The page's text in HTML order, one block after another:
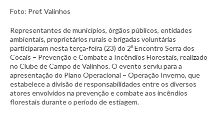
Foto: Pref. Valinhos
Representantes de municípios, órgãos públicos, entidades
ambientais, proprietários rurais e brigadas voluntárias
participaram nesta terça-feira (23) do 2º Encontro Serra dos
Cocais – Prevenção e Combate a Incêndios Florestais, realizado
no Clube de Campo de Valinhos. O evento serviu para a
apresentação do Plano Operacional – Operação Inverno, que
estabelece a divisão de responsabilidades entre os diversos
atores envolvidos na prevenção e combate aos incêndios
florestais durante o período de estiagem.